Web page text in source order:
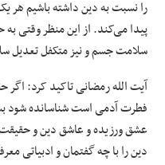
را نسبت به دین داشته باشیم هر
پیدا می‌کند. از این منظر وقتی به
سلامت جسم و نیز متکفل تعدیل
آیت الله رمضانی تاکید کرد:
فطرت آدمی است شناسانده شود
عشق ورزیده و عاشق دین و
دین را با چه گفتمان و ادبیاتی